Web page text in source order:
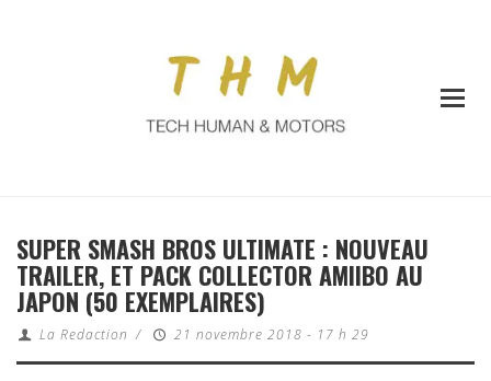
SUPER SMASH BROS ULTIMATE : NOUVEAU
TRAILER, ET PACK COLLECTOR AMIIBO AU
JAPON (50 EXEMPLAIRES)
La Redaction / 21 novembre 2018 - 17 h 29